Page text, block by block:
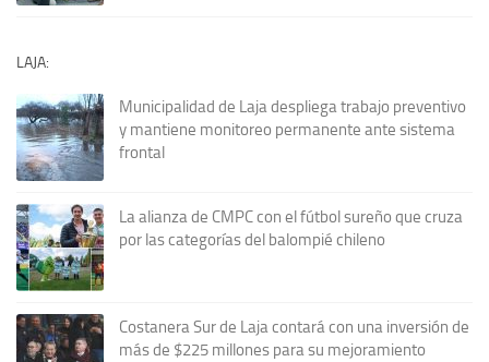
LAJA:
Municipalidad de Laja despliega trabajo preventivo
y mantiene monitoreo permanente ante sistema
frontal
La alianza de CMPC con el fútbol sureño que cruza
por las categorías del balompié chileno
Costanera Sur de Laja contará con una inversión de
más de $225 millones para su mejoramiento